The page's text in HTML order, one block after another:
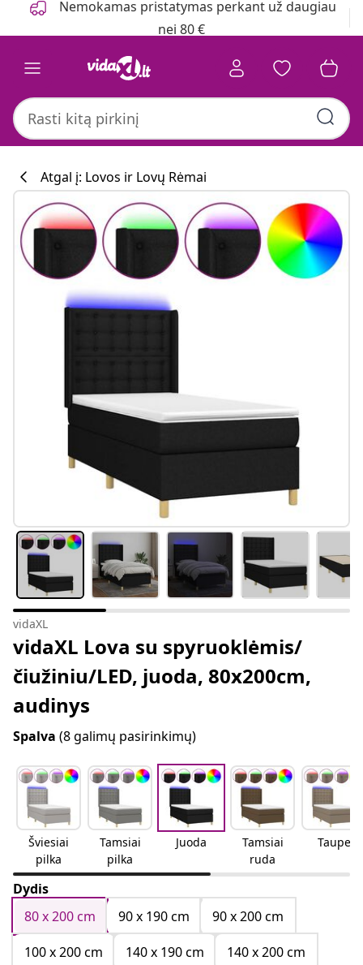
Nemokamas pristatymas perkant už daugiau
nei 80 €
Atgal į: Lovos ir Lovų Rėmai
vidaXL
vidaXL Lova su spyruoklėmis/
čiužiniu/LED, juoda, 80x200cm,
audinys
Spalva (8 galimų pasirinkimų)
Šviesiai
pilka
Tamsiai
pilka
Juoda
Tamsiai
ruda
Taupe
Dydis
80 x 200 cm
90 x 190 cm
90 x 200 cm
100 x 200 cm
140 x 190 cm
140 x 200 cm